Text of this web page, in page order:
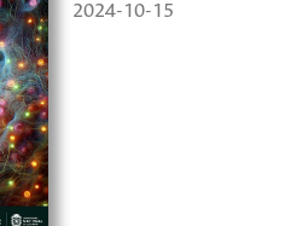
2024-10-15